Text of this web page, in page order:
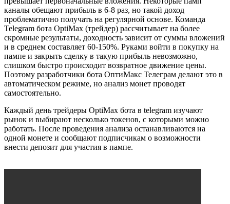
каналы обещают прибыль в 6-8 раз, но такой доход
проблематично получать на регулярной основе. Команда
Telegram бота OptiMax (трейдер) рассчитывает на более
скромные результаты, доходность зависит от суммы вложений
и в среднем составляет 60-150%. Руками войти в покупку на
пампе и закрыть сделку в такую прибыль невозможно,
слишком быстро происходит возвратное движение цены.
Поэтому разработчики бота ОптиМакс Телеграм делают это в
автоматическом режиме, но анализ монет проводят
самостоятельно.
Каждый день трейдеры OptiMax бота в telegram изучают
рынок и выбирают несколько токенов, с которыми можно
работать. После проведения анализа останавливаются на
одной монете и сообщают подписчикам о возможности
внести депозит для участия в пампе.